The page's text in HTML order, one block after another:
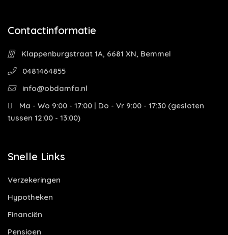
Contactinformatie
Klappenburgstraat 1A, 6681 XN, Bemmel
0481464855
info@obdamfa.nl
Ma - Wo 9:00 - 17:00 | Do - Vr 9:00 - 17:30 (gesloten
tussen 12:00 - 13:00)
Snelle Links
Verzekeringen
Hypotheken
Financiën
Pensioen